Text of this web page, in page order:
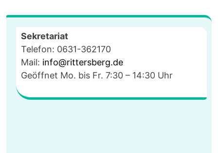
Sekretariat
Telefon: 0631-362170
Mail: info@rittersberg.de
Geöffnet Mo. bis Fr. 7:30 – 14:30 Uhr